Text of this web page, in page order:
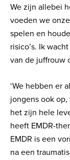
We zijn allebei
voeden we
spelen en
risico’s. Ik
van de juffrouw
‘We hebben er
jongens ook
het zijn hele
heeft EMDR-
EMDR is een
na een